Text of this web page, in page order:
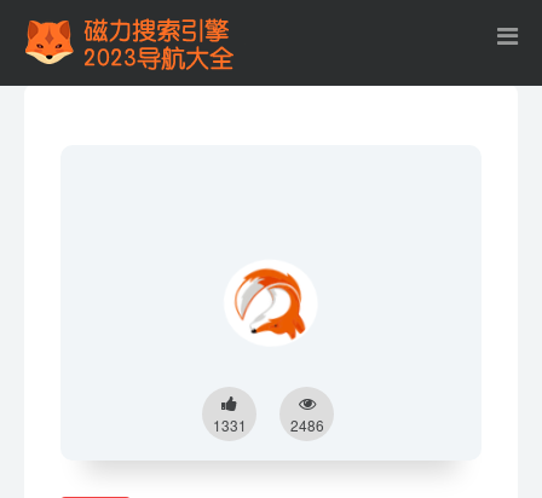
1331 2486